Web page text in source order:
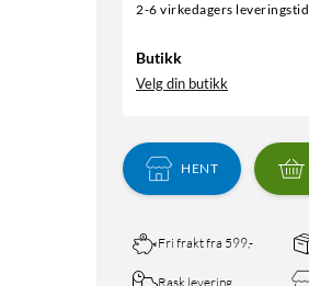
2-6 virkedagers leveringstid
Butikk
Velg din butikk
HENT
Fri frakt fra 599,-
Rask levering